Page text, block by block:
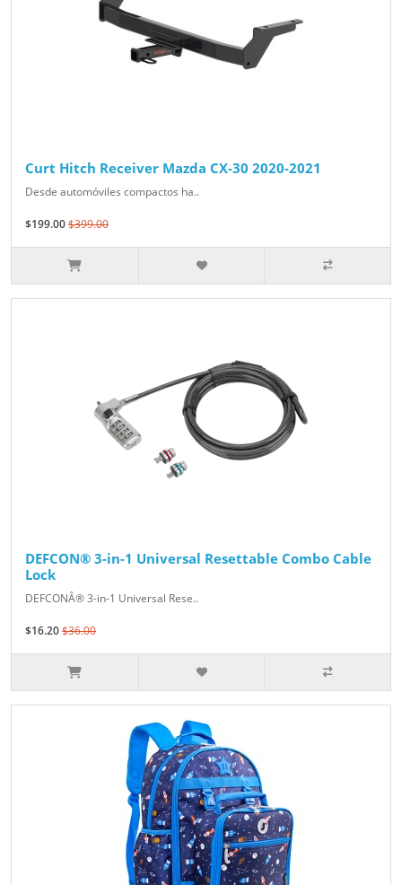
Curt Hitch Receiver Mazda CX-30 2020-2021
Desde automóviles compactos ha..
$199.00$399.00
DEFCON® 3-in-1 Universal Resettable Combo Cable
Lock
DEFCONÂ® 3-in-1 Universal Rese..
$16.20$36.00